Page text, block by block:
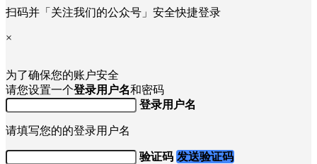
扫码并「关注我们的公众号」安全快捷登录
×
为了确保您的账户安全
请您设置一个登录用户名和密码
登录用户名
请填写您的的登录用户名
验证码 发送验证码